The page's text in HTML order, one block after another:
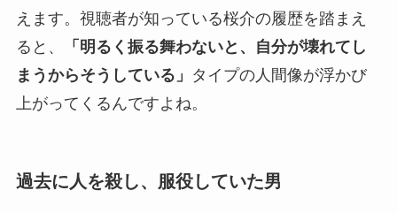
えます。視聴者が知っている桜介の履歴を踏まえ
ると、
「明るく振る舞わないと、自分が壊れてし
まうからそうしている」 タイプの人間像が浮かび
上がってくるんですよね。
過去に人を殺し、服役していた男